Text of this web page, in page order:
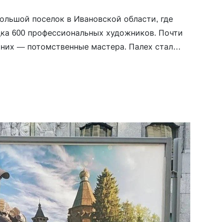
поселок в Ивановской области, где
600 профессиональных художников. Почти
— потомственные мастера. Палех стал
здесь уникальная традиция письма